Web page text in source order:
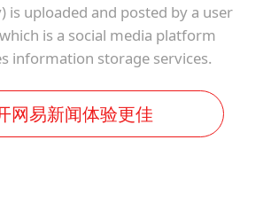
is uploaded and posted by a user
is a social media platform
information storage services.
网易新闻体验更佳